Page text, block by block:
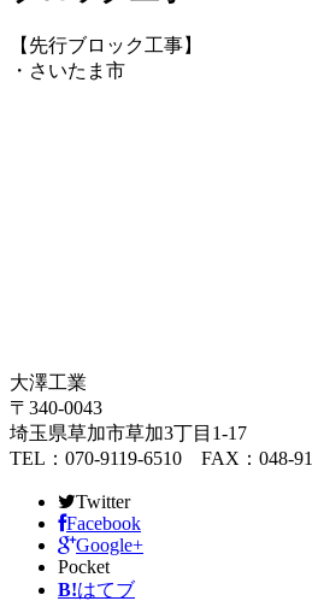
【先行ブロック工事】
・さいたま市
大澤工業
〒340-0043
埼玉県草加市草加3丁目1-17
TEL：070-9119-6510 FAX：048-
Twitter
Facebook
Google+
Pocket
B!はてブ